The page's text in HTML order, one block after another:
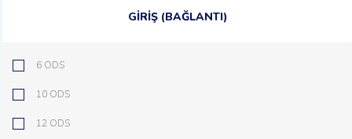
15
20
GİRİŞ (BAĞLANTI)
6 ODS
10 ODS
12 ODS